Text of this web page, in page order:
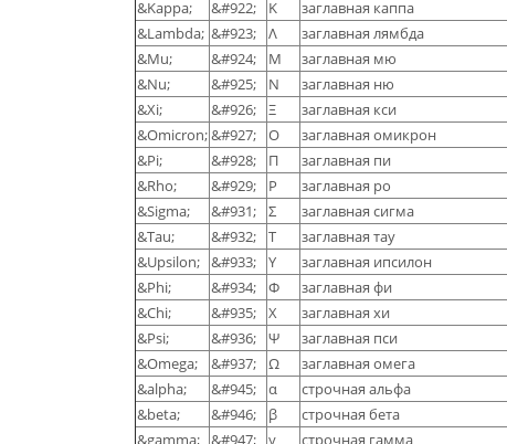
&Kappa;
&#922; Κ
заглавная каппа
&Lambda; &#923; Λ
заглавная лямбда
&Mu;
&#924; Μ
заглавная мю
&Nu;
&#925; Ν
заглавная ню
&Xi;
&#926; Ξ
заглавная кси
&Omicron;&#927; Ο
заглавная омикрон
&Pi;
&#928; Π
заглавная пи
&Rho;
&#929; Ρ
заглавная ро
&Sigma;
&#931; Σ
заглавная сигма
&Tau;
&#932; Τ
заглавная тау
&Upsilon; &#933; Υ
заглавная ипсилон
&Phi;
&#934; Φ
заглавная фи
&Chi;
&#935; Χ
заглавная хи
&Psi;
&#936; Ψ
заглавная пси
&Omega;
&#937; Ω
заглавная омега
&alpha;
&#945; α
строчная альфа
&beta;
&#946; β
строчная бета
&gamma; &#947; γ строчная гамма